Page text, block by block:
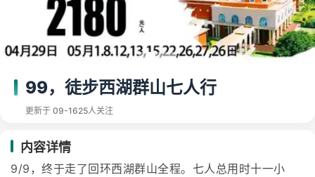
99，徒步西湖群山七人行
更新于 09-1625人关注
内容详情
9/9，终于走了回环西湖群山全程。七人总用时十一小